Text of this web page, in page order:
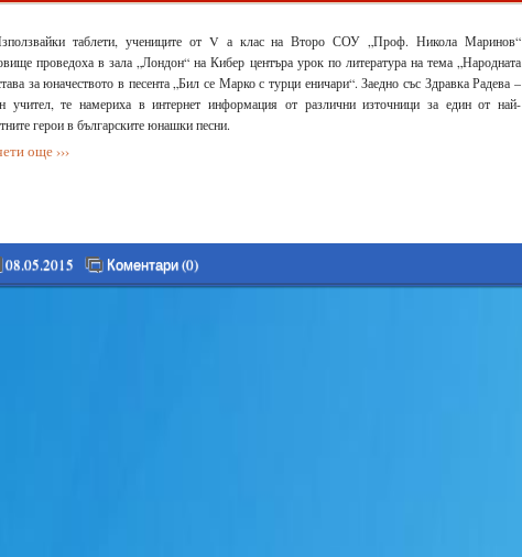
таблети, учениците от V а клас на Второ СОУ „Проф. Никола Маринов“
проведоха в зала „Лондон“ на Кибер центъра урок по литература на тема „Народната
за юначеството в песента „Бил се Марко с турци еничари“. Заедно със Здравка Радева –
учител, те намериха в интернет информация от различни източници за един от най-
герои в българските юнашки песни.
още ›››
08.05.2015 Коментари (0)